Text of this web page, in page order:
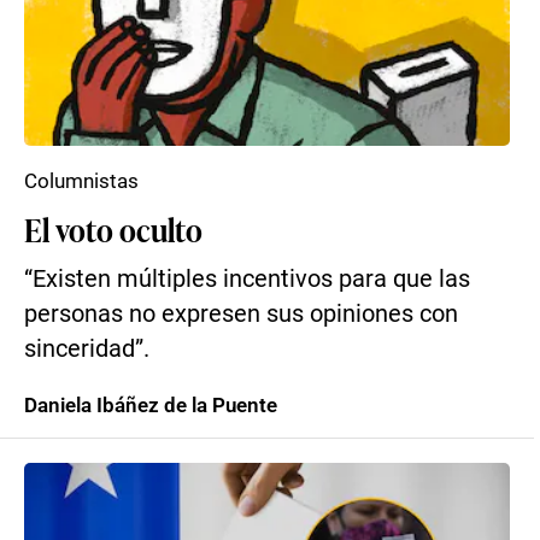
El voto oculto
“Existen múltiples incentivos para que las
personas no expresen sus opiniones con
sinceridad”.
Columnistas
Daniela Ibáñez de la Puente